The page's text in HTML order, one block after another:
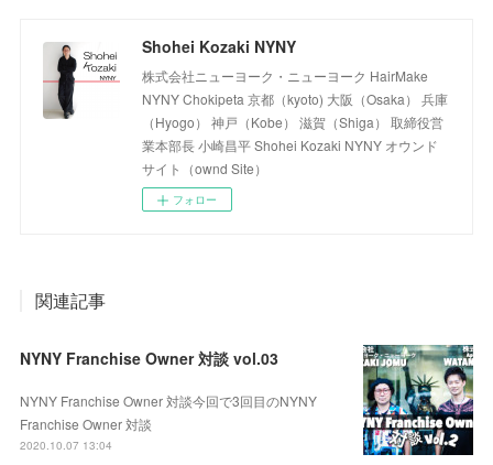
Shohei Kozaki NYNY
株式会社ニューヨーク・ニューヨーク HairMake
NYNY Chokipeta 京都（kyoto) 大阪（Osaka） 兵庫
（Hyogo） 神戸（Kobe） 滋賀（Shiga） 取締役営
業本部長 小崎昌平 Shohei Kozaki NYNY オウンド
サイト（ownd Site）
フォロー
関連記事
NYNY Franchise Owner 対談 vol.03
NYNY Franchise Owner 対談今回で3回目のNYNY
Franchise Owner 対談
2020.10.07 13:04